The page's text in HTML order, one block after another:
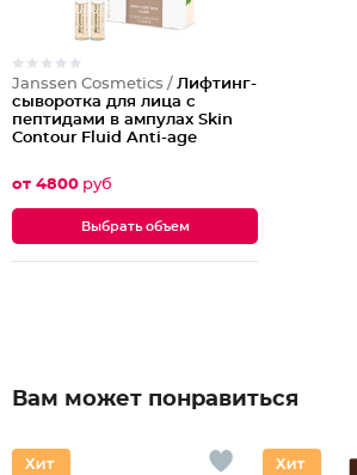
Janssen Cosmetics / Лифтинг-
сыворотка для лица с
пептидами в ампулах Skin
Contour Fluid Anti-age
от 4800 руб
Выбрать объем
Вам может понравиться